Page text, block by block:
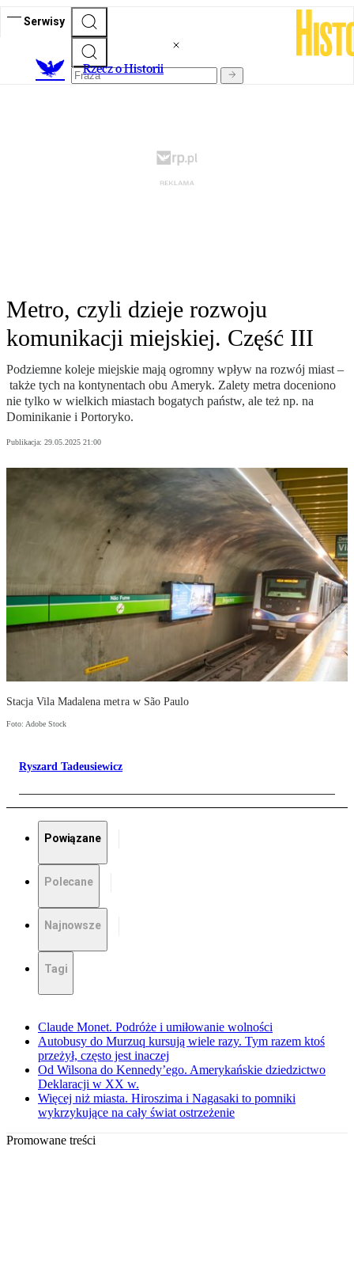
Serwisy
Rzecz o Historii
Metro, czyli dzieje rozwoju
komunikacji miejskiej. Część III
Podziemne koleje miejskie mają ogromny wpływ na rozwój miast –
także tych na kontynentach obu Ameryk. Zalety metra doceniono
nie tylko w wielkich miastach bogatych państw, ale też np. na
Dominikanie i Portoryko.
Publikacja: 29.05.2025 21:00
Stacja Vila Madalena metra w São Paulo
Foto: Adobe Stock
Ryszard Tadeusiewicz
Powiązane
Polecane
Najnowsze
Tagi
Claude Monet. Podróże i umiłowanie wolności
Autobusy do Murzuq kursują wiele razy. Tym razem ktoś
przeżył, często jest inaczej
Od Wilsona do Kennedy’ego. Amerykańskie dziedzictwo
Deklaracji w XX w.
Więcej niż miasta. Hiroszima i Nagasaki to pomniki
wykrzykujące na cały świat ostrzeżenie
Promowane treści